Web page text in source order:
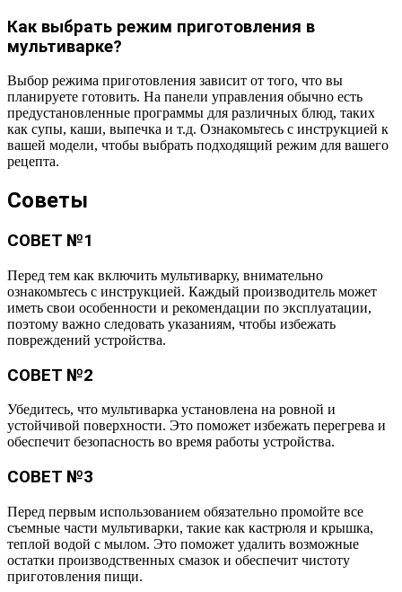
Как выбрать режим приготовления в
мультиварке?
Выбор режима приготовления зависит от того, что вы
планируете готовить. На панели управления обычно есть
предустановленные программы для различных блюд, таких
как супы, каши, выпечка и т.д. Ознакомьтесь с инструкцией к
вашей модели, чтобы выбрать подходящий режим для вашего
рецепта.
Советы
СОВЕТ №1
Перед тем как включить мультиварку, внимательно
ознакомьтесь с инструкцией. Каждый производитель может
иметь свои особенности и рекомендации по эксплуатации,
поэтому важно следовать указаниям, чтобы избежать
повреждений устройства.
СОВЕТ №2
Убедитесь, что мультиварка установлена на ровной и
устойчивой поверхности. Это поможет избежать перегрева и
обеспечит безопасность во время работы устройства.
СОВЕТ №3
Перед первым использованием обязательно промойте все
съемные части мультиварки, такие как кастрюля и крышка,
теплой водой с мылом. Это поможет удалить возможные
остатки производственных смазок и обеспечит чистоту
приготовления пищи.